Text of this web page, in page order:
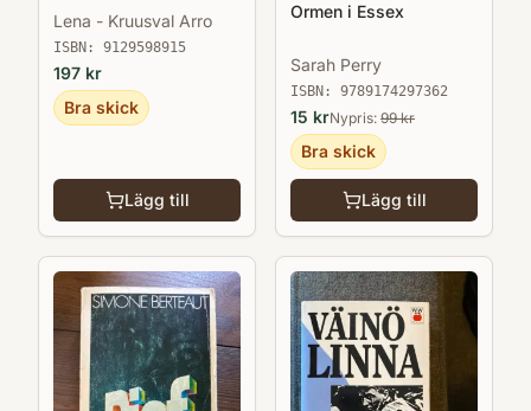
Lena - Kruusval Arro
ISBN: 9129598915
197 kr
Bra skick
Lägg till
Ormen i Essex
Sarah Perry
ISBN: 9789174297362
15 krNypris: 99kr
Bra skick
Lägg till